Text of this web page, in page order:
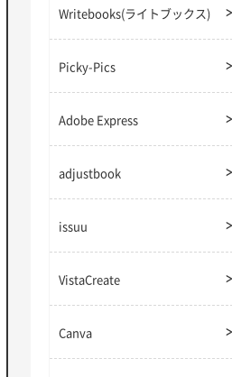
Writebooks(ライトブックス)
Picky-Pics
Adobe Express
adjustbook
issuu
VistaCreate
Canva